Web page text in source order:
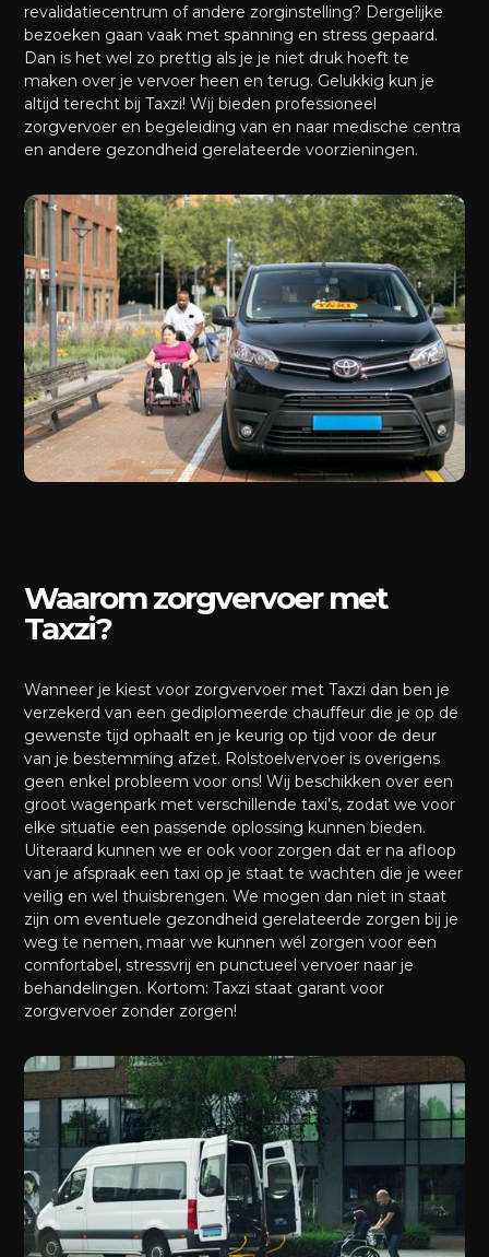
revalidatiecentrum of andere zorginstelling? Dergelijke
bezoeken gaan vaak met spanning en stress gepaard.
Dan is het wel zo prettig als je je niet druk hoeft te
maken over je vervoer heen en terug. Gelukkig kun je
altijd terecht bij Taxzi! Wij bieden professioneel
zorgvervoer en begeleiding van en naar medische centra
en andere gezondheid gerelateerde voorzieningen.
Waarom zorgvervoer met
Taxzi?
Wanneer je kiest voor zorgvervoer met Taxzi dan ben je
verzekerd van een gediplomeerde chauffeur die je op de
gewenste tijd ophaalt en je keurig op tijd voor de deur
van je bestemming afzet. Rolstoelvervoer is overigens
geen enkel probleem voor ons! Wij beschikken over een
groot wagenpark met verschillende taxi’s, zodat we voor
elke situatie een passende oplossing kunnen bieden.
Uiteraard kunnen we er ook voor zorgen dat er na afloop
van je afspraak een taxi op je staat te wachten die je weer
veilig en wel thuisbrengen. We mogen dan niet in staat
zijn om eventuele gezondheid gerelateerde zorgen bij je
weg te nemen, maar we kunnen wél zorgen voor een
comfortabel, stressvrij en punctueel vervoer naar je
behandelingen. Kortom: Taxzi staat garant voor
zorgvervoer zonder zorgen!